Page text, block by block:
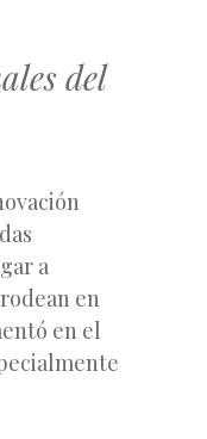
del
a
en
en el